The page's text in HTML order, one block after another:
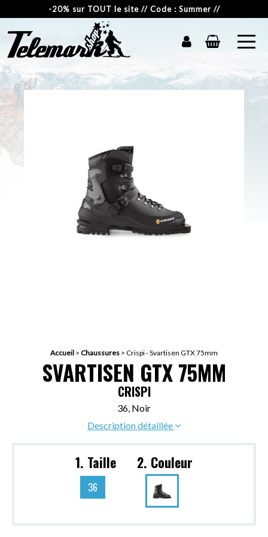
-20% sur TOUT le site // Code : Summer //
Accueil > Chaussures > Crispi - Svartisen GTX 75mm
SVARTISEN GTX 75MM
CRISPI
36, Noir
Description détaillée
1. Taille
36
2. Couleur